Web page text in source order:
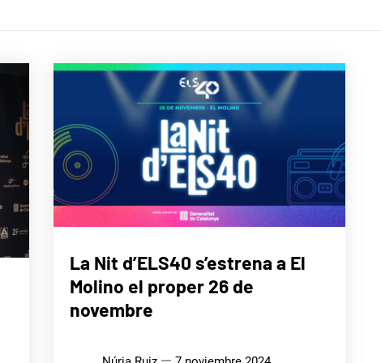
La Nit d’ELS40 s’estrena a El
Molino el proper 26 de
novembre